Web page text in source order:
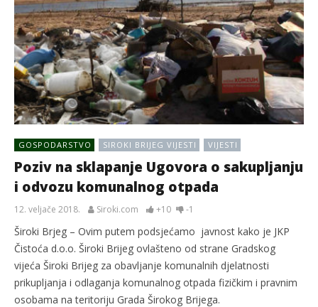
GOSPODARSTVO SIROKI BRIJEG VIJESTI VIJESTI
Poziv na sklapanje Ugovora o sakupljanju
i odvozu komunalnog otpada
12. veljače 2018. Siroki.com +10 -1
Široki Brjeg – Ovim putem podsjećamo javnost kako je JKP
Čistoća d.o.o. Široki Brijeg ovlašteno od strane Gradskog
vijeća Široki Brijeg za obavljanje komunalnih djelatnosti
prikupljanja i odlaganja komunalnog otpada fizičkim i pravnim
osobama na teritoriju Grada Širokog Brijega.